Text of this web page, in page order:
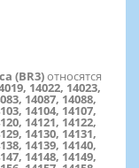
(BR3)относятся
14022, 14023,
14087, 14088,
14104, 14107,
14121, 14122,
14130, 14131,
14139, 14140,
14148, 14149,